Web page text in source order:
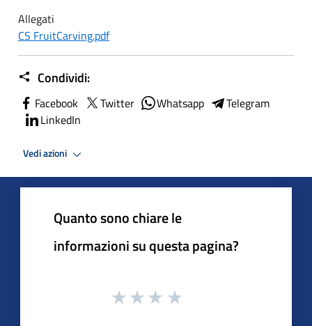
Allegati
CS FruitCarving.pdf
Condividi:
Facebook Twitter Whatsapp
Telegram
LinkedIn
Vedi azioni
Quanto sono chiare le
informazioni su questa pagina?